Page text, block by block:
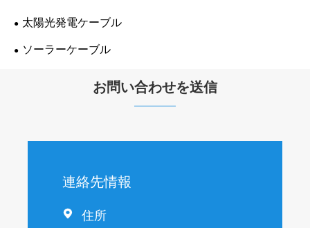
太陽光発電ケーブル
ソーラーケーブル
お問い合わせを送信
連絡先情報
 住所